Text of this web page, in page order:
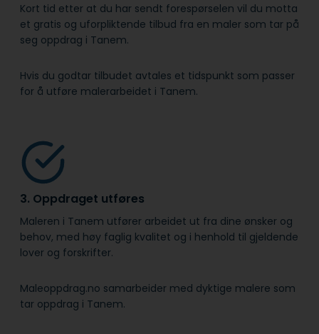
Kort tid etter at du har sendt forespørselen vil du motta
et gratis og uforpliktende tilbud fra en maler som tar på
seg oppdrag i Tanem.
Hvis du godtar tilbudet avtales et tidspunkt som passer
for å utføre malerarbeidet i Tanem.
3. Oppdraget utføres
Maleren i Tanem utfører arbeidet ut fra dine ønsker og
behov, med høy faglig kvalitet og i henhold til gjeldende
lover og forskrifter.
Maleoppdrag.no samarbeider med dyktige malere som
tar oppdrag i Tanem.